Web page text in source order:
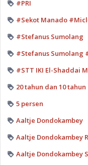
#PRI
#Sekot Manado
#Stefanus Sumolang
#Stefanus Sumolang
#STT IKI El-Shaddai
20 tahun dan 10 tahun
5 persen
Aaltje Dondokambey
Aaltje Dondokambey
Aaltje Dondokambey